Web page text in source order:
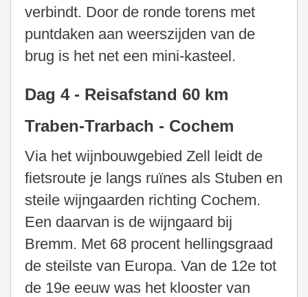
verbindt. Door de ronde torens met
puntdaken aan weerszijden van de
brug is het net een mini-kasteel.
Dag 4 - Reisafstand 60 km
Traben-Trarbach - Cochem
Via het wijnbouwgebied Zell leidt de
fietsroute je langs ruïnes als Stuben en
steile wijngaarden richting Cochem.
Een daarvan is de wijngaard bij
Bremm. Met 68 procent hellingsgraad
de steilste van Europa. Van de 12e tot
de 19e eeuw was het klooster van